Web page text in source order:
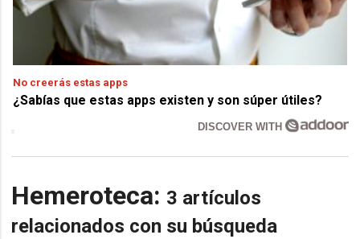
No creerás estas apps
¿Sabías que estas apps existen y son súper útiles?
DISCOVER WITH
Hemeroteca: 3 artículos
relacionados con su búsqueda